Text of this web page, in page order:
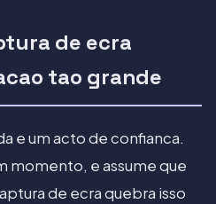
de ecra
tao grande
e um acto de confianca.
momento, e assume que
de ecra quebra isso